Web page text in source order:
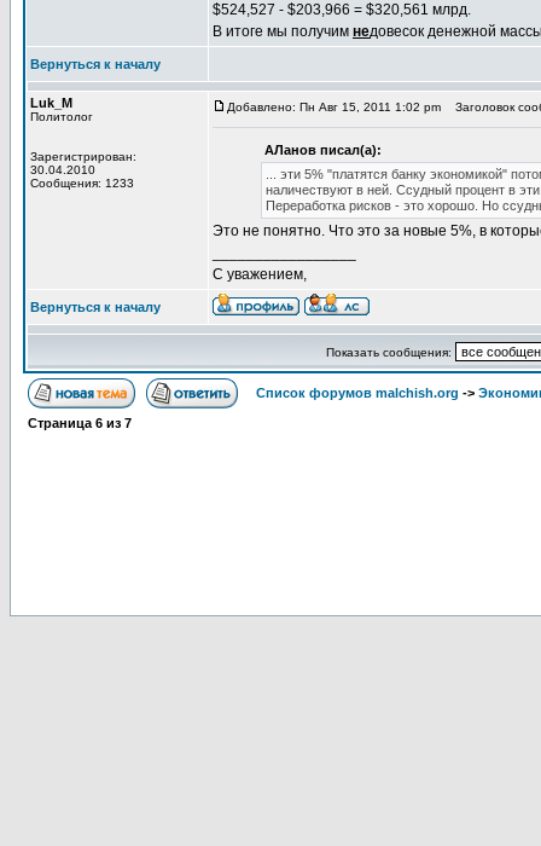
$524,527 - $203,966 = $320,561 млрд.
В итоге мы получим недовесок денежной
Вернуться к началу
Luk_M
Политолог
Зарегистрирован:
30.04.2010
Сообщения: 1233
Добавлено: Пн Авг 15, 2011 1:02 pm Заголовок
АЛанов писал(а):
... эти 5% "платятся банку экономикой"
наличествуют в ней. Ссудный процент в
Переработка рисков - это хорошо. Но
Это не понятно. Что это за новые 5%, в
С уважением,
Вернуться к началу
Показать сообщения:
Список форумов malchish.org ->
Страница 6 из 7